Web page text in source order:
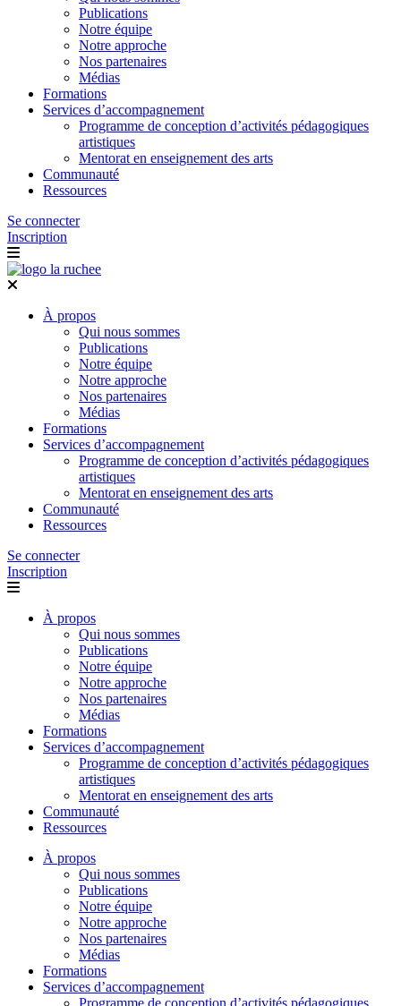
Publications
Notre équipe
Notre approche
Nos partenaires
Médias
Formations
Services d’accompagnement
Programme de conception d’activités pédagogiques
artistiques
Mentorat en enseignement des arts
Communauté
Ressources
Se connecter
Inscription
À propos
Qui nous sommes
Publications
Notre équipe
Notre approche
Nos partenaires
Médias
Formations
Services d’accompagnement
Programme de conception d’activités pédagogiques
artistiques
Mentorat en enseignement des arts
Communauté
Ressources
Se connecter
Inscription
À propos
Qui nous sommes
Publications
Notre équipe
Notre approche
Nos partenaires
Médias
Formations
Services d’accompagnement
Programme de conception d’activités pédagogiques
artistiques
Mentorat en enseignement des arts
Communauté
Ressources
À propos
Qui nous sommes
Publications
Notre équipe
Notre approche
Nos partenaires
Médias
Formations
Services d’accompagnement
Programme de conception d’activités pédagogiques